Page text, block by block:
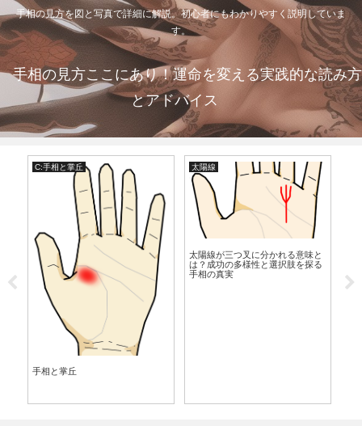
手相の見方を図と写真で詳細に解説。初心者にもわかりやすく説明していま
す。
手相の見方ここにあり！運命を変える実践的な読み方
とアドバイス
C:手相と掌丘
手相と掌丘
太陽線
太陽線が三つ叉に分かれる意味と
は？成功の多様性と選択肢を探る
手相の真実
が